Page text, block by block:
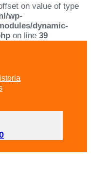
on value of type
wp-
dynamic-
on line 39